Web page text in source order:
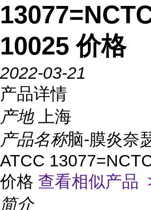
10025 价格
2022-03-21
产品详情
产地
上海
产品名称脑-膜炎奈
ATCC
价格 查看相似产品
简介